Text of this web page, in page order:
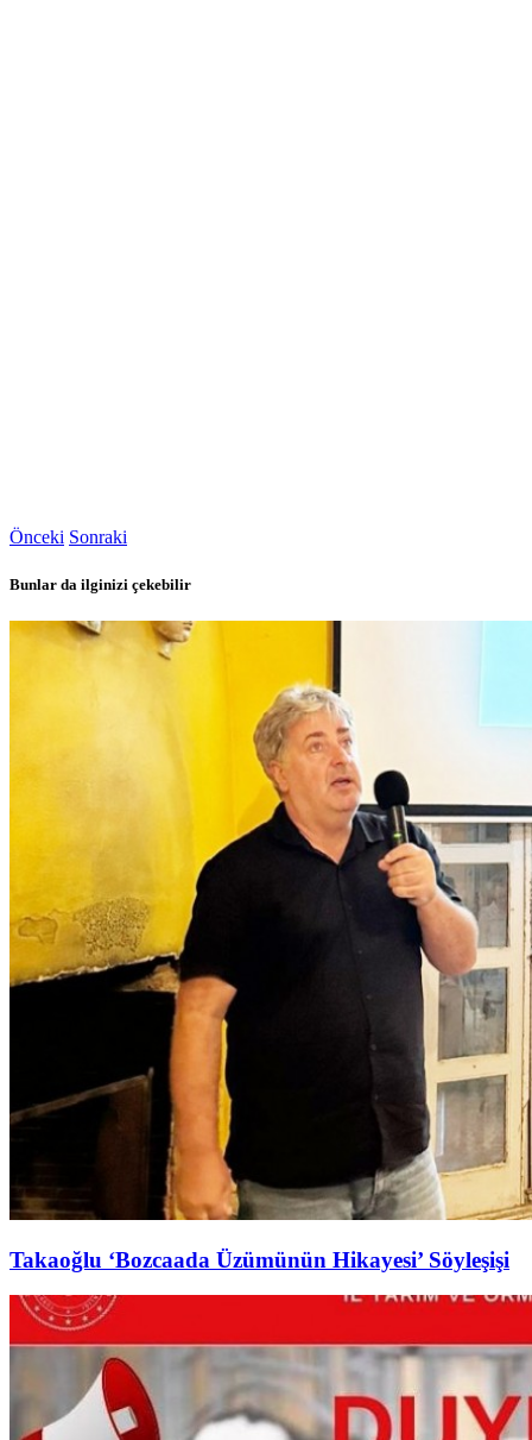
Önceki Sonraki
Bunlar da ilginizi çekebilir
Takaoğlu ‘Bozcaada Üzümünün Hikayesi’ Söyleşişi